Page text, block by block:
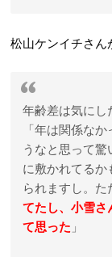
松山ケンイチさん
年齢差は気にし
「年は関係な
うなと思って
に敷かれてるか
られますし。た
てたし、小雪さ
て思った 」